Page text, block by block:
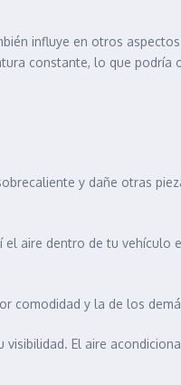
influye en otros
constante, lo que podría
y dañe otras
aire dentro de tu vehículo
comodidad y la de los
El aire